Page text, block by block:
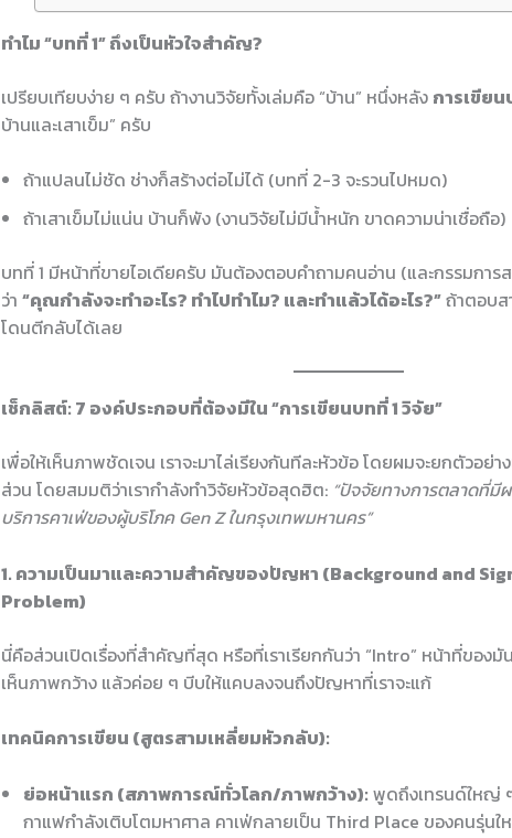
ทำไม “บทที่ 1” ถึงเป็นหัวใจสำคัญ?
เปรียบเทียบง่าย ๆ ครับ ถ้างานวิจัยทั้งเล่มคือ “บ้าน” หนึ่งหลัง การเขียน
บ้านและเสาเข็ม” ครับ
ถ้าแปลนไม่ชัด ช่างก็สร้างต่อไม่ได้ (บทที่ 2-3 จะรวนไปหมด)
ถ้าเสาเข็มไม่แน่น บ้านก็พัง (งานวิจัยไม่มีน้ำหนัก ขาดความน่าเชื่อถือ)
บทที่ 1 มีหน้าที่ขายไอเดียครับ มันต้องตอบคำถามคนอ่าน (และกรรมการ
ว่า “คุณกำลังจะทำอะไร? ทำไปทำไม? และทำแล้วได้อะไร?”ถ้าตอบส
โดนตีกลับได้เลย
เช็กลิสต์: 7 องค์ประกอบที่ต้องมีใน “การเขียนบทที่ 1 วิจัย”
เพื่อให้เห็นภาพชัดเจน เราจะมาไล่เรียงกันทีละหัวข้อ โดยผมจะยกตัวอย่า
ส่วน โดยสมมติว่าเรากำลังทำวิจัยหัวข้อสุดฮิต: “ปัจจัยทางการตลาดที่มี
บริการคาเฟ่ของผู้บริโภค Gen Z ในกรุงเทพมหานคร”
1. ความเป็นมาและความสำคัญของปัญหา (Background and
Problem)
นี่คือส่วนเปิดเรื่องที่สำคัญที่สุด หรือที่เราเรียกกันว่า “Intro” หน้าที่ของ
เห็นภาพกว้าง แล้วค่อย ๆ บีบให้แคบลงจนถึงปัญหาที่เราจะแก้
เทคนิคการเขียน (สูตรสามเหลี่ยมหัวกลับ):
ย่อหน้าแรก (สภาพการณ์ทั่วโลก/ภาพกว้าง): พูดถึงเทรนด์ใหญ่
กาแฟกำลังเติบโตมหาศาล คาเฟ่กลายเป็น Third Place ของคนรุ่นใ